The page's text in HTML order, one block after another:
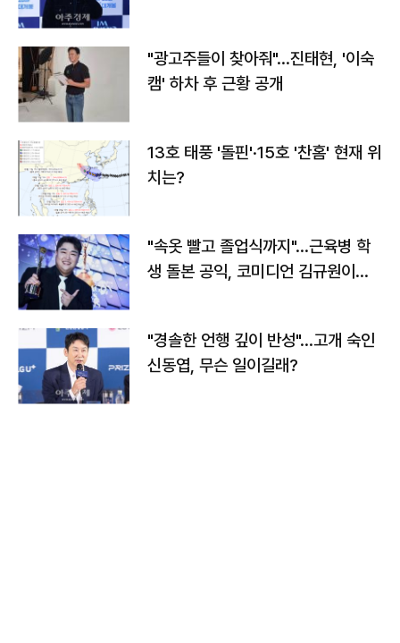
"광고주들이 찾아줘"…진태현, '이숙
캠' 하차 후 근황 공개
13호 태풍 '돌핀'·15호 '찬홈' 현재 위
치는?
"속옷 빨고 졸업식까지"…근육병 학
생 돌본 공익, 코미디언 김규원이었
"경솔한 언행 깊이 반성"…고개 숙인
신동엽, 무슨 일이길래?